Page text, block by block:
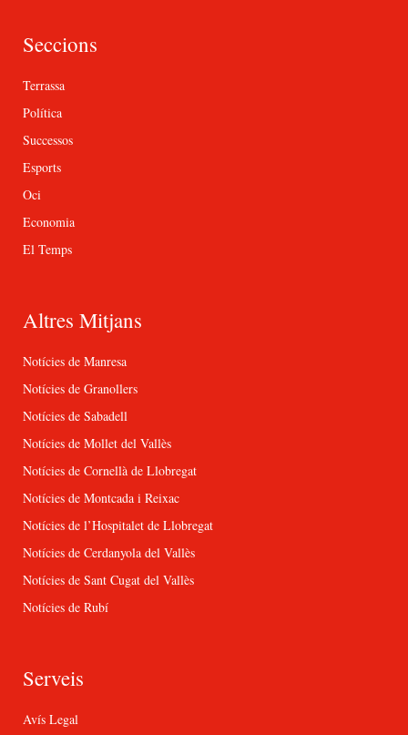
Seccions
Terrassa
Política
Successos
Esports
Oci
Economia
El Temps
Altres Mitjans
Notícies de Manresa
Notícies de Granollers
Notícies de Sabadell
Notícies de Mollet del Vallès
Notícies de Cornellà de Llobregat
Notícies de Montcada i Reixac
Notícies de l’Hospitalet de Llobregat
Notícies de Cerdanyola del Vallès
Notícies de Sant Cugat del Vallès
Notícies de Rubí
Serveis
Avís Legal